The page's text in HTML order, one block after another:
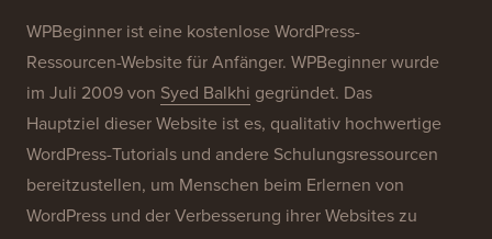
WPBeginner ist eine kostenlose WordPress-
Ressourcen-Website für Anfänger. WPBeginner wurde
im Juli 2009 von Syed Balkhi gegründet. Das
Hauptziel dieser Website ist es, qualitativ hochwertige
WordPress-Tutorials und andere Schulungsressourcen
bereitzustellen, um Menschen beim Erlernen von
WordPress und der Verbesserung ihrer Websites zu